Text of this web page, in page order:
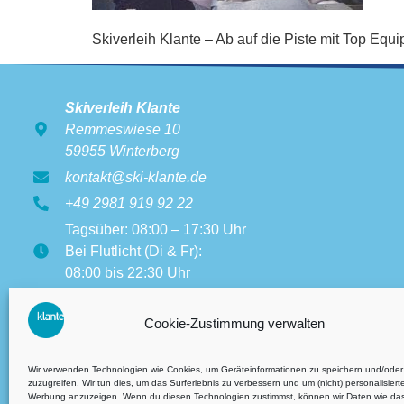
Cookie-Zustimmung verwalten
Wir verwenden Technologien wie Cookies, um Geräteinformationen zu speichern und/
zuzugreifen. Wir tun dies, um das Surferlebnis zu verbessern und um (nicht) personalisierte
Werbung anzuzeigen. Wenn du diesen Technologien zustimmst, können wir Daten wie
Skiverleih Klante – Ab auf die Piste mit Top
Skiverleih Klante
Remmeswiese 10
59955 Winterberg
kontakt@ski-klante.de
+49 2981 919 92 22
Tagsüber: 08:00 – 17:30 Uhr
Bei Flutlicht (Di & Fr):
08:00 bis 22:30 Uhr